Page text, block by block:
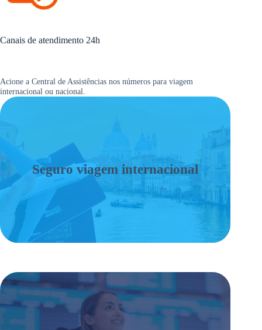
Canais de atendimento 24h
Acione a Central de Assistências nos números para viagem
internacional ou nacional.
Seguro viagem internacional